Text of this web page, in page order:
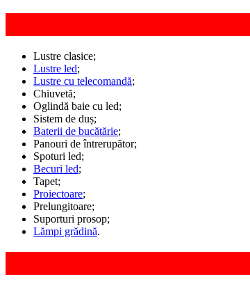
Lustre clasice;
Lustre led;
Lustre cu telecomandă;
Chiuvetă;
Oglindă baie cu led;
Sistem de duș;
Baterii de bucătărie;
Panouri de întrerupător;
Spoturi led;
Becuri led;
Tapet;
Proiectoare;
Prelungitoare;
Suporturi prosop;
Lămpi grădină.